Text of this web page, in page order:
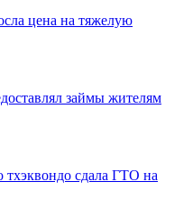
цена на тяжелую
займы жителям
сдала ГТО на